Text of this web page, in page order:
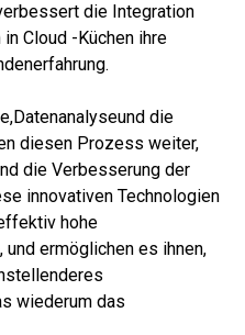
die Integration
Cloud -Küchen ihre
Datenanalyseund die
diesen Prozess weiter,
die Verbesserung der
innovativen Technologien
hohe
und ermöglichen es ihnen,
wiederum das